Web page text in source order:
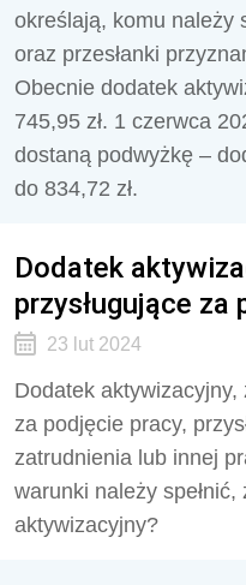
określają, komu należy
oraz przesłanki
Obecnie dodatek
745,95 zł. 1 czerwca
dostaną podwyżkę –
do 834,72 zł.
Dodatek
przysługujące za
23 lut 2024
Dodatek
za podjęcie pracy,
zatrudnienia lub innej
warunki należy
aktywizacyjny?